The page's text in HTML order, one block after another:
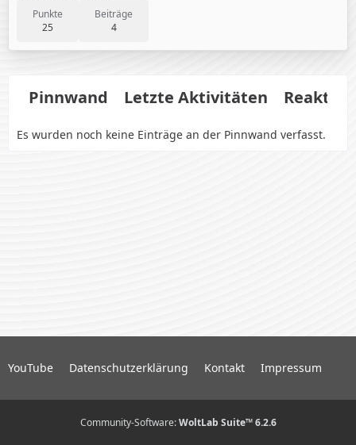
Punkte
25
Beiträge
4
Pinnwand Letzte Aktivitäten
Es wurden noch keine Einträge an der Pinnwand verfasst.
YouTube Datenschutzerklärung Kontakt Impressum
Community-Software:WoltLab Suite™ 6.2.6